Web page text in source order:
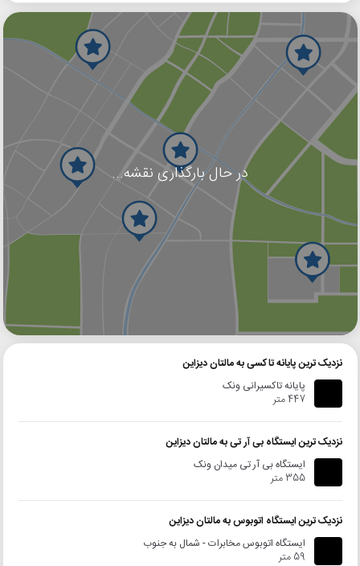
در حال بارگذاری نقشه...
گوگل
نزدیک ترین پایانه تاکسی به مالتان دیزاین
پایانه تاکسیرانی ونک
447 متر
نزدیک ترین ایستگاه بی آر تی به مالتان دیزاین
ایستگاه بی آر تی میدان ونک
355 متر
نزدیک ترین ایستگاه اتوبوس به مالتان دیزاین
ایستگاه اتوبوس مخابرات - شمال به جنوب
59 متر